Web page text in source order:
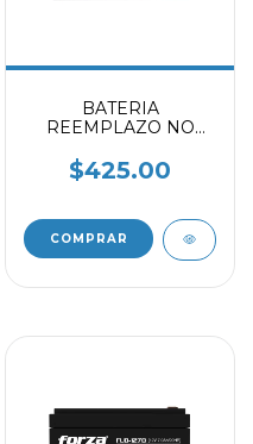
BATERIA
REEMPLAZO NO
SBBA12-7 NEGRO
$425.00